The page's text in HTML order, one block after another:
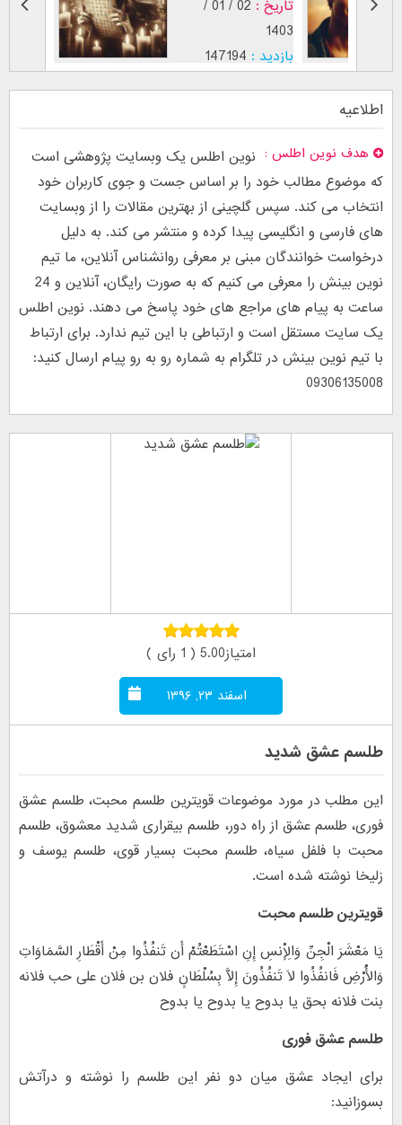
تاریخ :
تاریخ :
29 / 12 /
1402
بازدید : 26760
اطلاعیه
هدف نوین اطلس
نوین اطلس یک وبسایت پژوهشی است
که موضوع مطالب خود را بر اساس جست و جوی کاربران خود
انتخاب می کند. سپس گلچینی از بهترین مقالات را از وبسایت
های فارسی و انگلیسی پیدا کرده و منتشر می کند. به دلیل
درخواست خوانندگان مبنی بر معرفی روانشناس آنلاین، ما تیم
نوین بینش را معرفی می کنیم که به صورت رایگان، آنلاین و 24
ساعت به پیام های مراجع های خود پاسخ می دهند. نوین اطلس
یک سایت مستقل است و ارتباطی با این تیم ندارد. برای ارتباط
با تیم نوین بینش در تلگرام به شماره رو به رو پیام ارسال کنید:
09306135008
امتیاز5.00 ( 1 رای )
اسفند ۲۳, ۱۳۹۶
طلسم عشق شدید
این مطلب در مورد موضوعات قویترین طلسم محبت، طلسم عشق
فوری، طلسم عشق از راه دور، طلسم بیقراری شدید معشوق، طلسم
محبت با فلفل سیاه، طلسم محبت بسیار قوی، طلسم یوسف و
زلیخا نوشته شده است.
قویترین طلسم محبت
یَا مَعْشَرَ الْجِنِّ وَالْإِنسِ إِنِ اسْتَطَعْتُمْ أَن تَنفُذُوا مِنْ أَقْطَارِ السَّمَاوَاتِ
وَالْأَرْضِ فَانفُذُوا لَا تَنفُذُونَ إِلَّا بِسُلْطَانٍ فلان بن فلان علی حب فلانه
بنت فلانه بحق یا بدوح یا بدوح یا بدوح
طلسم عشق فوری
برای ایجاد عشق میان دو نفر این طلسم را نوشته و درآتش
بسوزانید: